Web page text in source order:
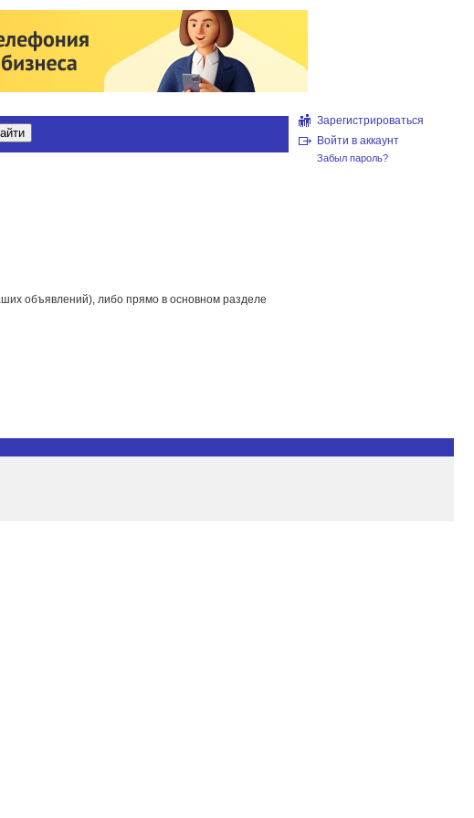
Зарегистрироваться
Войти в аккаунт
Забыл пароль?
объявлений), либо прямо в основном разделе